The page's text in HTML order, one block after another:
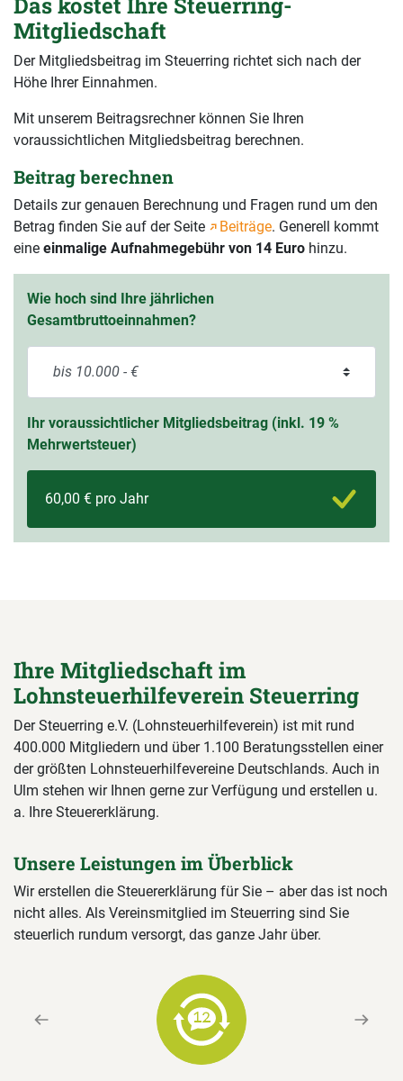
Mitgliedschaft
Der Mitgliedsbeitrag im Steuerring richtet sich nach der
Höhe Ihrer Einnahmen.
Mit unserem Beitragsrechner können Sie Ihren
voraussichtlichen Mitgliedsbeitrag berechnen.
Beitrag berechnen
Details zur genauen Berechnung und Fragen rund um den
Betrag finden Sie auf der Seite
Beiträge. Generell kommt
eine einmalige Aufnahmegebühr von 14 Euro hinzu.
Wie hoch sind Ihre jährlichen
Gesamtbruttoeinnahmen?
Ihr voraussichtlicher Mitgliedsbeitrag (inkl. 19 %
Mehrwertsteuer)
60,00 € pro Jahr
Ihre Mitgliedschaft im
Lohnsteuerhilfeverein Steuerring
Der Steuerring e.V. (Lohnsteuerhilfeverein) ist mit rund
400.000 Mitgliedern und über 1.100 Beratungsstellen einer
der größten Lohnsteuerhilfevereine Deutschlands. Auch in
Ulm stehen wir Ihnen gerne zur Verfügung und erstellen u.
a. Ihre Steuererklärung.
Unsere Leistungen im Überblick
Wir erstellen die Steuererklärung für Sie – aber das ist noch
nicht alles. Als Vereinsmitglied im Steuerring sind Sie
steuerlich rundum versorgt, das ganze Jahr über.
Previous Next